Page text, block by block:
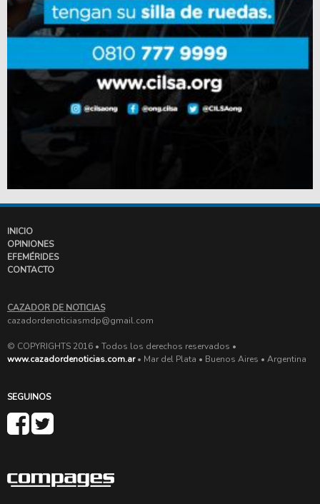
INICIO
OPINIONES
EFEMÉRIDES
CONTACTO
CAZADOR DE NOTICIAS
cazadordenoticiasmdp@gmail.com
© COPYRIGHTS 2016 • Todos los derechos reservados •
www.cazadordenoticias.com.ar• Mar del Plata • Buenos Aires • Argentina
SEGUINOS